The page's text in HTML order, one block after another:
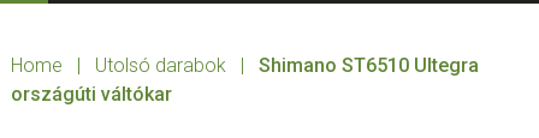
Home | Utolsó darabok |
Shimano ST6510 Ultegra
országúti váltókar